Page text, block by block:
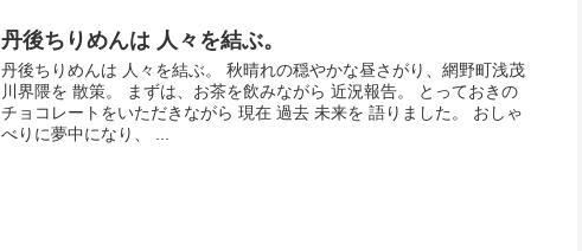
丹後ちりめんは 人々を結ぶ。
丹後ちりめんは 人々を結ぶ。 秋晴れの穏やかな昼さがり、網野町浅茂
川界隈を 散策。 まずは、お茶を飲みながら 近況報告。 とっておきの
チョコレートをいただきながら 現在 過去 未来を 語りました。 おしゃ
べりに夢中になり、 ...